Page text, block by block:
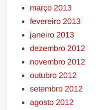
março 2013
fevereiro 2013
janeiro 2013
dezembro 2012
novembro 2012
outubro 2012
setembro 2012
agosto 2012